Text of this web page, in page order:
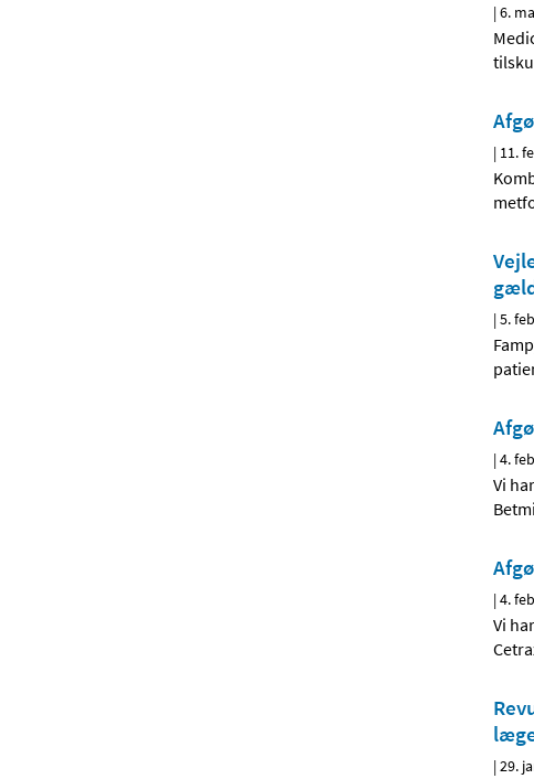
|6.
| 11.
|5.
|4.
Vi
|4.
Vi
|29.